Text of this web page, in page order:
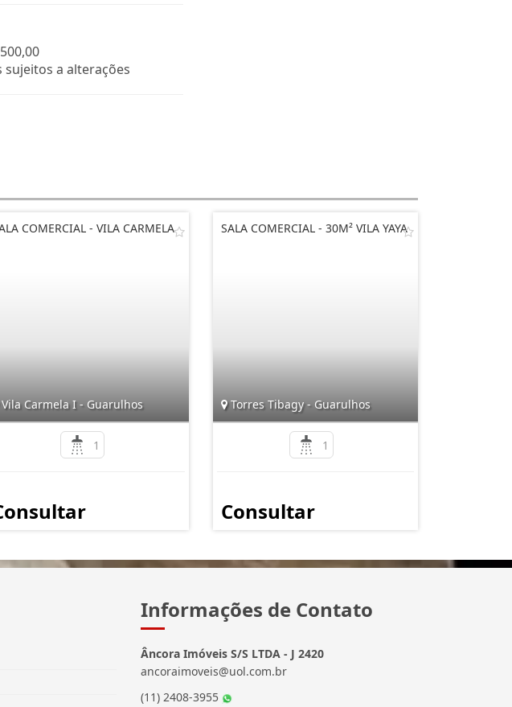
sujeitos a alterações
COMERCIAL - VILA CARMELA
Carmela I - Guarulhos
1
SALA COMERCIAL - 30M² VILA YAYA
Torres Tibagy - Guarulhos
1
Consultar
Informações de Contato
Âncora Imóveis S/S LTDA - J 2420
ancoraimoveis@uol.com.br
(11) 2408-3955